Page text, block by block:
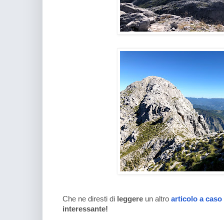
Che ne diresti di leggere un altro articolo a caso
interessante!